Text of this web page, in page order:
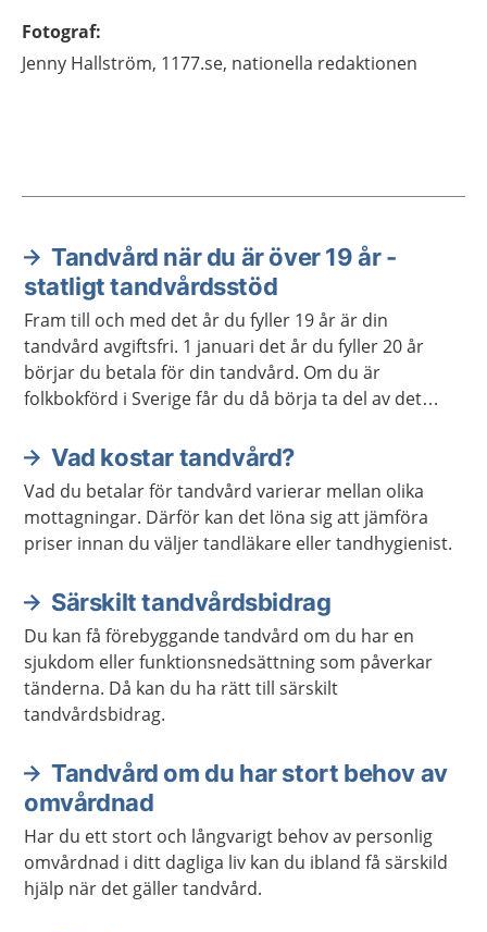
Fotograf:
Jenny Hallström, 1177.se, nationella redaktionen
Aktuella artiklar
Tandvård när du är över 19 år -
statligt tandvårdsstöd
Fram till och med det år du fyller 19 år är din
tandvård avgiftsfri. 1 januari det år du fyller 20 år
börjar du betala för din tandvård. Om du är
folkbokförd i Sverige får du då börja ta del av det
Vad kostar tandvård?
Vad du betalar för tandvård varierar mellan olika
mottagningar. Därför kan det löna sig att jämföra
priser innan du väljer tandläkare eller tandhygienist.
Särskilt tandvårdsbidrag
Du kan få förebyggande tandvård om du har en
sjukdom eller funktionsnedsättning som påverkar
tänderna. Då kan du ha rätt till särskilt
tandvårdsbidrag.
Tandvård om du har stort behov av
omvårdnad
Har du ett stort och långvarigt behov av personlig
omvårdnad i ditt dagliga liv kan du ibland få särskild
hjälp när det gäller tandvård.